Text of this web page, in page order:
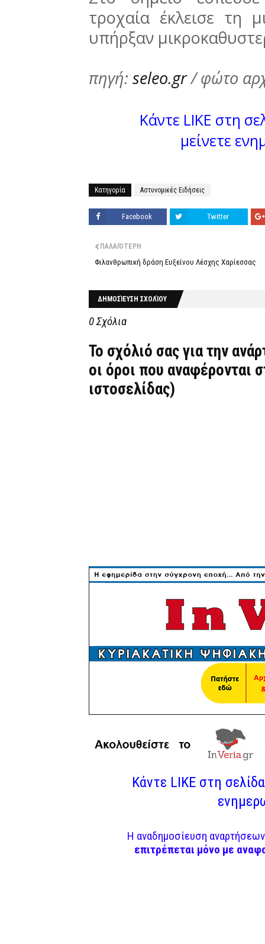
τροχαία έκλεισε τη
υπήρξαν
πηγή: seleo.gr/ φώτο
Κάντε LIKE στη
μείνετε
Κατηγορία Αστυνομικές Ειδήσεις
Facebook Twitter
ΠΑΛΑΙΌΤΕΡΗ
Φιλανθρωπική δράση Ευξείνου Λέσχης Χαρίεσσας
ΔΗΜΟΣΊΕΥΣΗ ΣΧΟΛΊΟΥ
0 Σχόλια
Το σχόλιό σας για την
οι όροι που αναφέρονται
ιστοσελίδας)
Κάντε LIKE στη
Η αναδημοσίευση
επιτρέπεται μόνο με